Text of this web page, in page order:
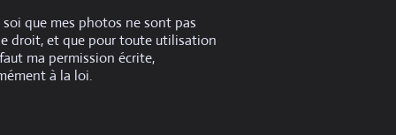
soi que mes photos ne sont pas
droit, et que pour toute utilisation
ma permission écrite,
à la loi.